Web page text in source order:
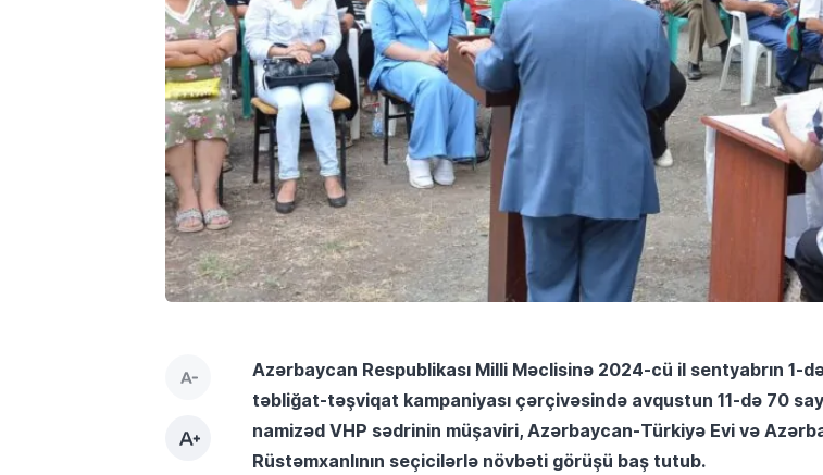
Azərbaycan Respublikası Milli Məclisinə 2024-cü il sentyabrın
təbliğat-təşviqat kampaniyası çərçivəsində avqustun 11-də 70
namizəd VHP sədrinin müşaviri, Azərbaycan-Türkiyə Evi və
Rüstəmxanlının seçicilərlə növbəti görüşü baş tutub.